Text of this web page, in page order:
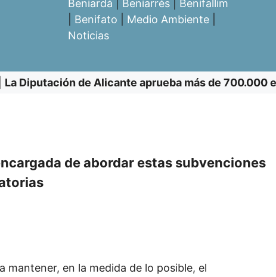
Beniardá
Beniarrés
Benifallim
Benifato Medio Ambiente
Noticias
La Diputación de Alicante aprueba más de 700.000
de abordar estas subvenciones
en la medida de lo posible, el